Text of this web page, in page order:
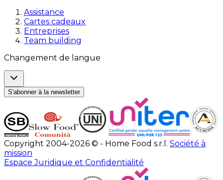
Assistance
Cartes cadeaux
Entreprises
Team building
Changement de langue
S'abonner à la newsletter
Copyright 2004-2026 © - Home Food s.r.l. Société à
mission
Espace Juridique et Confidentialité